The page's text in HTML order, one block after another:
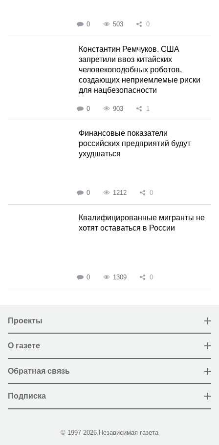
0 503 0
Константин Ремчуков. США
запретили ввоз китайских
человекоподобных роботов,
создающих неприемлемые риски
для нацбезопасности
0 903 1
Финансовые показатели
российских предприятий будут
ухудшаться
0 1212 0
Квалифицированные мигранты не
хотят оставаться в России
0 1309 0
Проекты
О газете
Обратная связь
Подписка
© 1997-2026 Независимая газета